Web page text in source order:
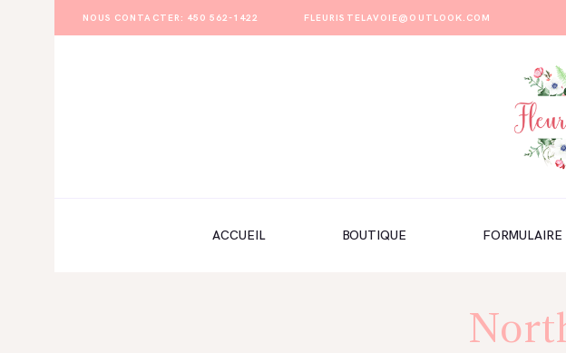
NOUS CONTACTER: 450 562-1422 FLEURISTELAVOIE@OUTLOOK.COM
ACCUEIL BOUTIQUE